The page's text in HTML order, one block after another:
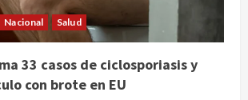
Nacional Salud
33 casos de ciclosporiasis y
con brote en EU
Perez Hilton es hospitalizado tras
autolesionarse en vivo por TikTok